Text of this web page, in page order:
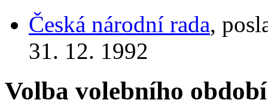
Česká národní rada,
31. 12. 1992
Volba volebního období